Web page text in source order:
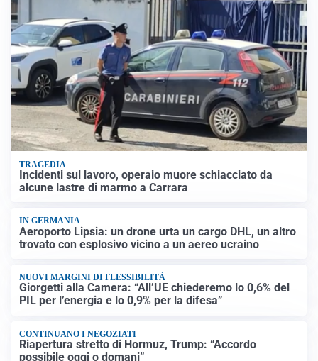
TRAGEDIA
Incidenti sul lavoro, operaio muore schiacciato da
alcune lastre di marmo a Carrara
IN GERMANIA
Aeroporto Lipsia: un drone urta un cargo DHL, un altro
trovato con esplosivo vicino a un aereo ucraino
NUOVI MARGINI DI FLESSIBILITÀ
Giorgetti alla Camera: “All’UE chiederemo lo 0,6% del
PIL per l’energia e lo 0,9% per la difesa”
CONTINUANO I NEGOZIATI
Riapertura stretto di Hormuz, Trump: “Accordo
possibile oggi o domani”